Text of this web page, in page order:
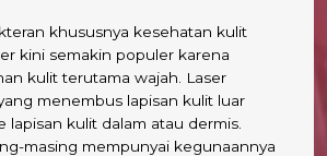
khususnya kesehatan kulit
kini semakin populer karena
kulit terutama wajah. Laser
menembus lapisan kulit luar
lapisan kulit dalam atau dermis.
masing mempunyai kegunaannya